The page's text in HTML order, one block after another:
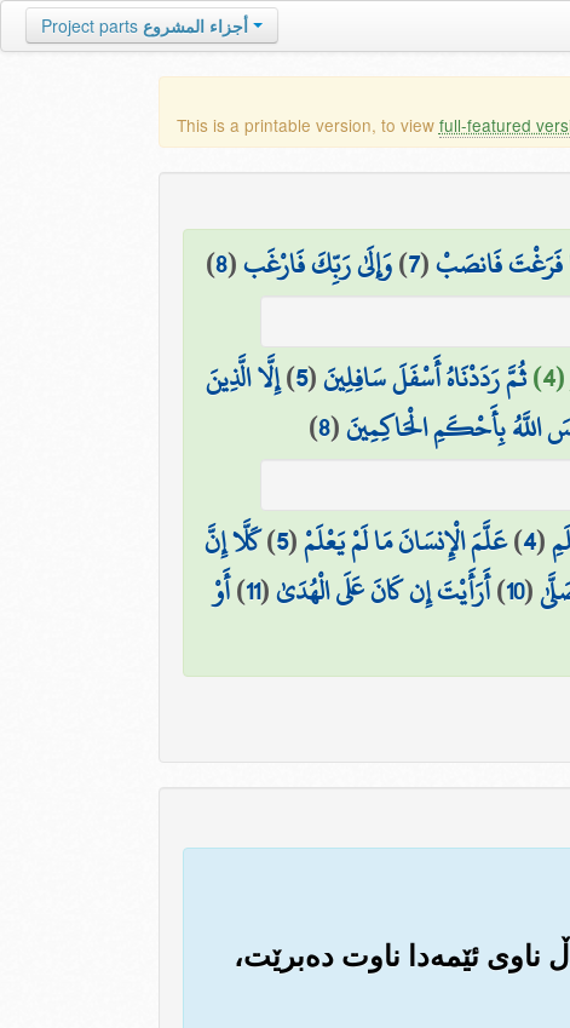
Project parts أجزاء المشروع
This is a printable version, to view full-featured
فَرَغْتَ فَانصَبْ(
7
)وَإِلَىٰ رَبِّكَ فَارْغَب(
8
)
ثُمَّ رَدَدْنَاهُ أَسْفَلَ سَافِلِينَ(
5
)إِلَّا الَّذِينَ
اللَّهُ بِأَحْكَمِ الْحَاكِمِينَ(
8
)
(
4
)عَلَّمَ الْإِنسَانَ مَا لَمْ يَعْلَمْ(
5
)كَلَّا إِنَّ
(
10
)أَرَأَيْتَ إِن كَانَ عَلَى الْهُدَىٰ(
11
)أَوْ
ناوی ئێمه‌دا ناوت ده‌برێت،